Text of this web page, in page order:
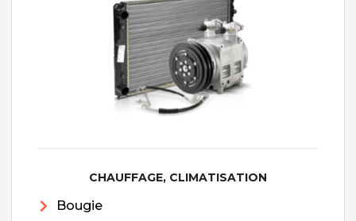
CHAUFFAGE, CLIMATISATION
Bougie